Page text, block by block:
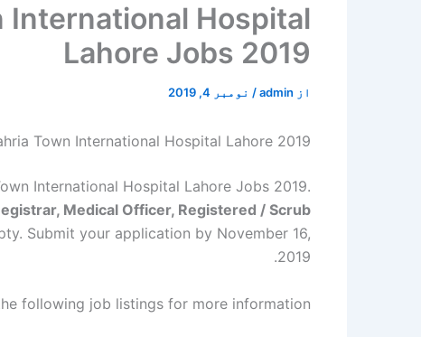
International Hospital
Lahore Jobs 2019
از admin
/ نومبر 4, 2019
Town International Hospital Lahore 2019
International Hospital Lahore Jobs 2019.
Medical Officer, Registered / Scrub
Submit your application by November 16,
2019.
following job listings for more information.